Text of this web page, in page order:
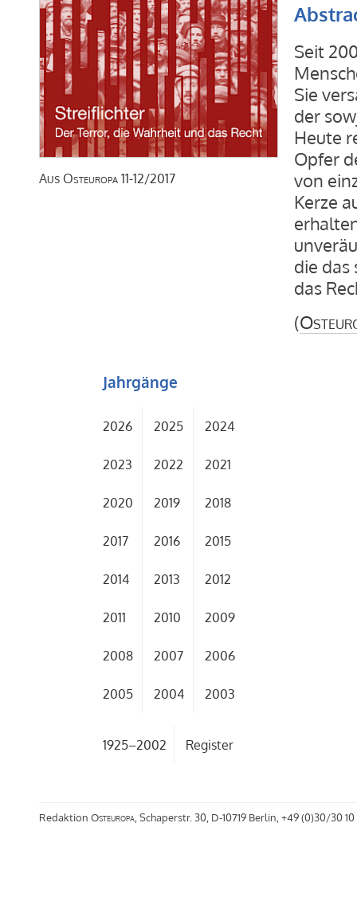
Aus Osteuropa 11-12/2017
Seit
Sie
der
Heute
Opfer
von
Kerze
die das
das
(
Jahrgänge
2026 2025 2024
2023 2022 2021
2020 2019 2018
2017 2016 2015
2014 2013 2012
2011 2010 2009
2008 2007 2006
2005 2004 2003
1925–2002 Register
Redaktion Osteuropa, Schaperstr. 30, D-10719 Berlin, +49 (0)30/30